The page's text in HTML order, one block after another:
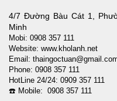
4/7 Đường Bàu Cát 1,
Minh
Mobi: 0908 357 111
Website: www.kholanh.net
Email:
Phone: 0908 357 111
HotLine 24/24: 0909 357 111
☎️ Mobile: 0908 357 111